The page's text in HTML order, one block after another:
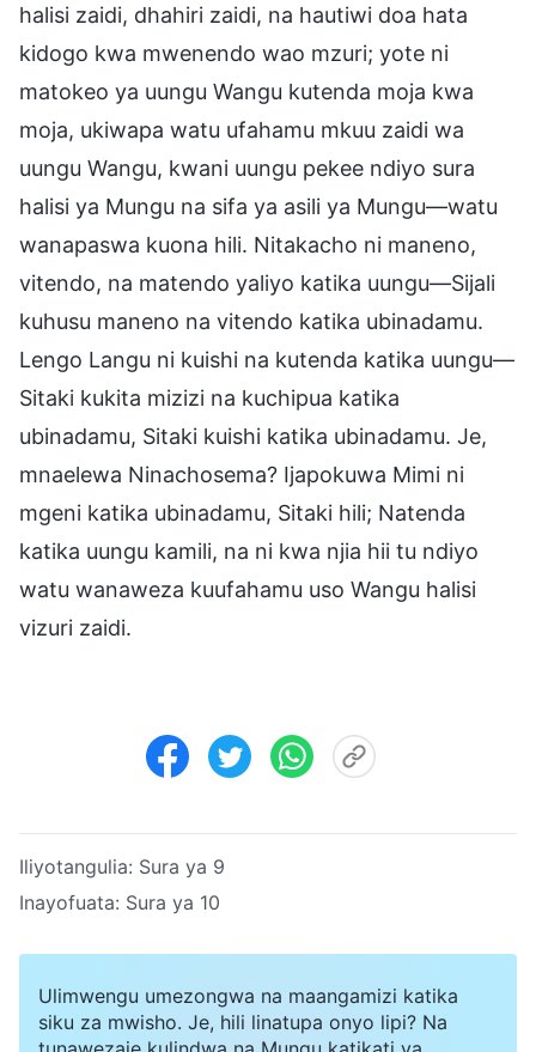
halisi zaidi, dhahiri zaidi, na hautiwi doa hata
kidogo kwa mwenendo wao mzuri; yote ni
matokeo ya uungu Wangu kutenda moja kwa
moja, ukiwapa watu ufahamu mkuu zaidi wa
uungu Wangu, kwani uungu pekee ndiyo sura
halisi ya Mungu na sifa ya asili ya Mungu—watu
wanapaswa kuona hili. Nitakacho ni maneno,
vitendo, na matendo yaliyo katika uungu—Sijali
kuhusu maneno na vitendo katika ubinadamu.
Lengo Langu ni kuishi na kutenda katika uungu—
Sitaki kukita mizizi na kuchipua katika
ubinadamu, Sitaki kuishi katika ubinadamu. Je,
mnaelewa Ninachosema? Ijapokuwa Mimi ni
mgeni katika ubinadamu, Sitaki hili; Natenda
katika uungu kamili, na ni kwa njia hii tu ndiyo
watu wanaweza kuufahamu uso Wangu halisi
vizuri zaidi.
Iliyotangulia: Sura ya 9
Inayofuata: Sura ya 10
Ulimwengu umezongwa na maangamizi katika
siku za mwisho. Je, hili linatupa onyo lipi? Na